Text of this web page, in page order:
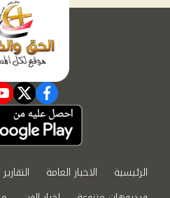
الرئيسية الاخبار العامة